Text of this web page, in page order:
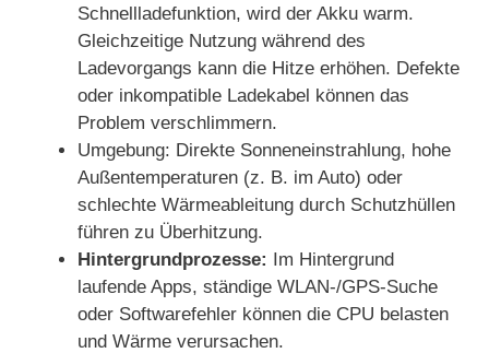
Schnellladefunktion, wird der Akku warm.
Gleichzeitige Nutzung während des
Ladevorgangs kann die Hitze erhöhen. Defekte
oder inkompatible Ladekabel können das
Problem verschlimmern.
Umgebung: Direkte Sonneneinstrahlung, hohe
Außentemperaturen (z. B. im Auto) oder
schlechte Wärmeableitung durch Schutzhüllen
führen zu Überhitzung.
Hintergrundprozesse: Im Hintergrund
laufende Apps, ständige WLAN-/GPS-Suche
oder Softwarefehler können die CPU belasten
und Wärme verursachen.